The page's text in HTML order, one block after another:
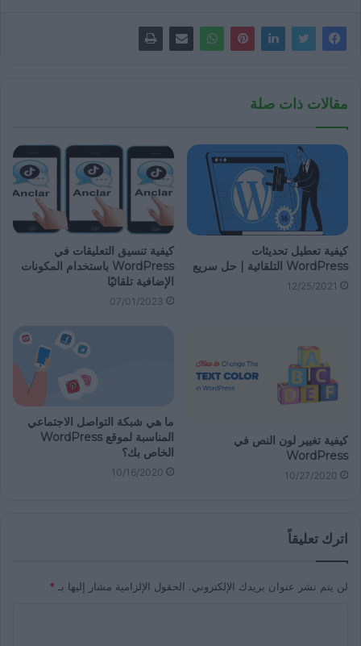
مقالات ذات صلة
كيفية تعطيل تحديثات
WordPress التلقائية | حل سريع
12/25/2021
كيفية تنسيق التعليقات في
WordPress باستخدام المكونات
الإضافية تلقائيًا
07/01/2023
كيفية تغيير لون النص في
WordPress
10/27/2020
ما هي شبكة التواصل الاجتماعي
المناسبة لموقع WordPress
الخاص بك؟
10/16/2020
اترك تعليقاً
لن يتم نشر عنوان بريدك الإلكتروني. الحقول الإلزامية مشار إليها بـ *